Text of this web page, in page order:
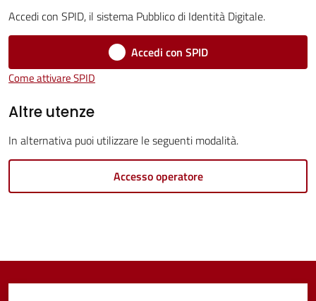
Guelfo
Servizi
Accedi con SPID, il sistema Pubblico di Identità Digitale.
Accedi con SPID
Come attivare SPID
Altre utenze
In alternativa puoi utilizzare le seguenti modalità.
Accesso operatore